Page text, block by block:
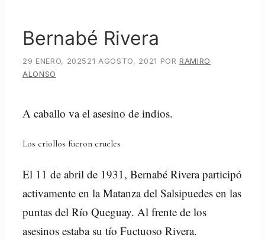
Bernabé Rivera
29 ENERO, 202521 AGOSTO, 2021 PORRAMIRO
ALONSO
A caballo va el asesino de indios.
Los criollos fueron crueles
El 11 de abril de 1931, Bernabé Rivera participó
activamente en la Matanza del Salsipuedes en las
puntas del Río Queguay. Al frente de los
asesinos estaba su tío Fuctuoso Rivera.